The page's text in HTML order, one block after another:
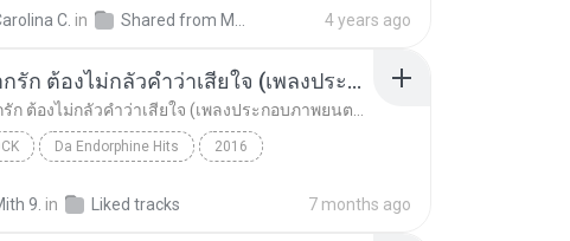
C. in 4 years ago
อยากรัก ต้องไม่กลัวคำว่าเสียใจ (เพลงประกอบภาพยนตร์ รัก 7 ปี ดี 7 หน)
Da Endorphine Hits 2016
9. in Liked tracks 7 months ago